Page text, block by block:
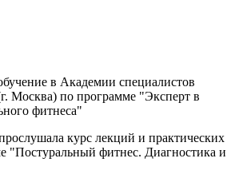
в Академии специалистов
Москва) по программе "Эксперт в
фитнеса"
курс лекций и практических
"Постуральный фитнес. Диагностика и